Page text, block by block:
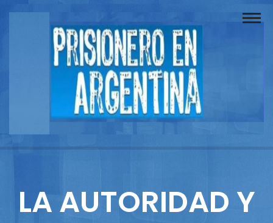
Buscador
Documentos
Reportajes
LA AUTORIDAD Y